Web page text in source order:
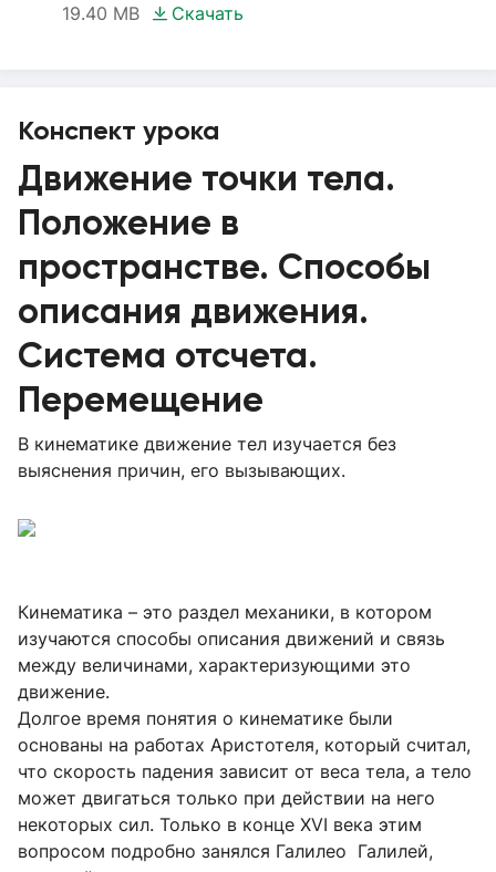
19.40 MB
Скачать
Конспект урока
Движение точки тела.
Положение в
пространстве. Способы
описания движения.
Система отсчета.
Перемещение
В кинематике движение тел изучается без
выяснения причин, его вызывающих.
Кинематика – это раздел механики, в котором
изучаются способы описания движений и связь
между величинами, характеризующими это
движение.
Долгое время понятия о кинематике были
основаны на работах Аристотеля, который считал,
что скорость падения зависит от веса тела, а тело
может двигаться только при действии на него
некоторых сил. Только в конце XVI века этим
вопросом подробно занялся Галилео Галилей,